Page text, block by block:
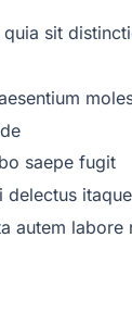
sit
saepe fugit
delectus itaque
autem labore